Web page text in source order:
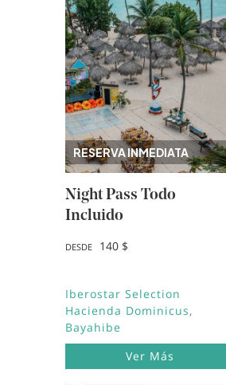
RESERVA INMEDIATA
Night Pass Todo
Incluido
DESDE 140 $
Iberostar Selection
Hacienda Dominicus
Bayahibe
Ver Más